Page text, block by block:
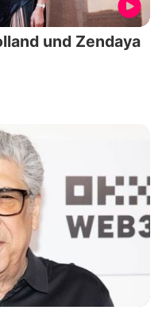
und Zendaya